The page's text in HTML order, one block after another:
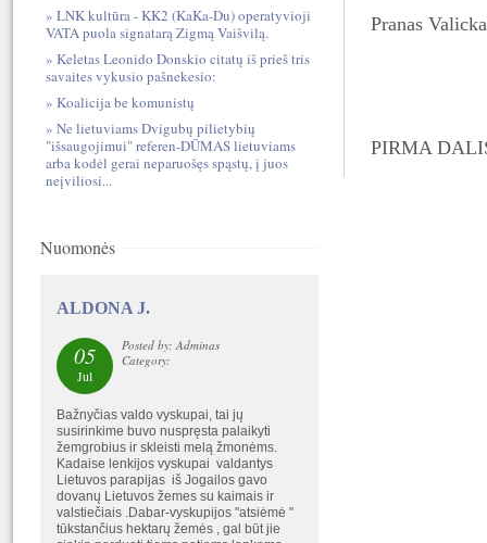
Pranas
PIRMA
LNK kultūra - KK2 (KaKa-Du) operatyvioji
VATA puola signatarą Zigmą Vaišvilą.
Keletas Leonido Donskio citatų iš prieš tris
savaites vykusio pašnekesio:
Koalicija be komunistų
Ne lietuviams Dvigubų pilietybių
"išsaugojimui" referen-DŪMAS lietuviams
arba kodėl gerai neparuošęs spąstų, į juos
neįviliosi...
Nuomonės
ALDONA J.
05
Jul
Posted by: Adminas
Category:
Bažnyčias valdo vyskupai, tai jų
susirinkime buvo nuspręsta palaikyti
žemgrobius ir skleisti melą žmonėms.
Kadaise lenkijos vyskupai valdantys
Lietuvos parapijas iš Jogailos gavo
dovanų Lietuvos žemes su kaimais ir
valstiečiais .Dabar-vyskupijos "atsiėmė "
tūkstančius hektarų žemės , gal būt jie